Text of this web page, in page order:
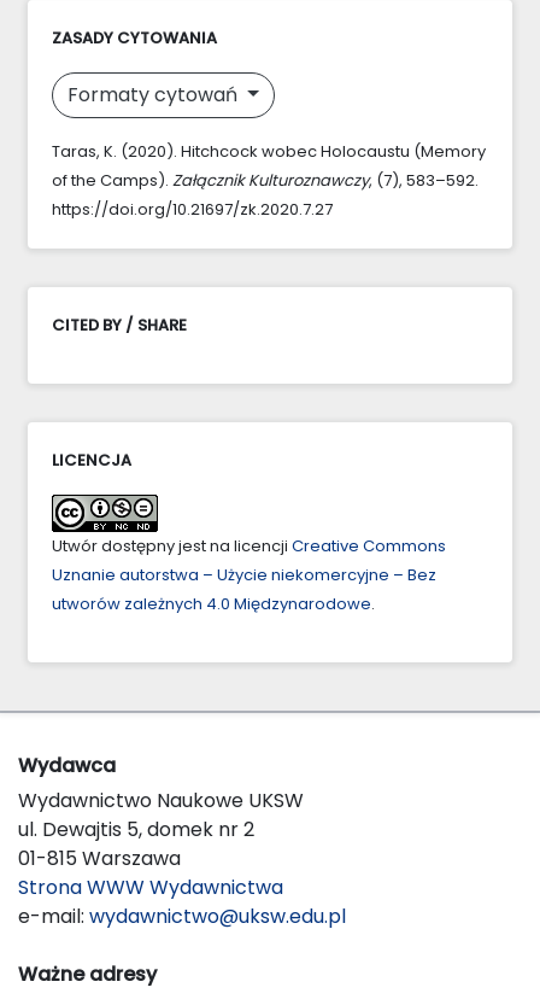
ZASADY CYTOWANIA
Formaty cytowań
Taras, K. (2020). Hitchcock wobec Holocaustu (Memory
of the Camps). Załącznik Kulturoznawczy, (7), 583–592.
https://doi.org/10.21697/zk.2020.7.27
CITED BY / SHARE
LICENCJA
Utwór dostępny jest na licencji Creative Commons
Uznanie autorstwa – Użycie niekomercyjne – Bez
utworów zależnych 4.0 Międzynarodowe.
Wydawca
Wydawnictwo Naukowe UKSW
ul. Dewajtis 5, domek nr 2
01-815 Warszawa
Strona WWW Wydawnictwa
e-mail: wydawnictwo@uksw.edu.pl
Ważne adresy